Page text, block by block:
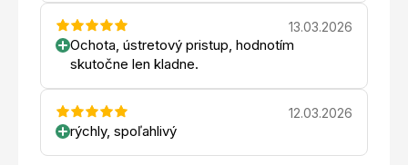
13.03.2026
Ochota, ústretový pristup, hodnotím
skutočne len kladne.
12.03.2026
rýchly, spoľahlivý